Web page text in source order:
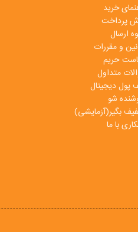
خرید
پرداخت
ارسال
و مقررات
حریم
متداول
پول دیجیتال
شو
بگیر(آزمایشی)
با ما